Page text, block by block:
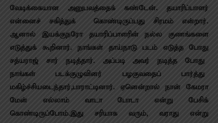
வேடிக்கையான அனுபவத்தைக் கண்டேன். தயாரிப்பாளர்
என்னைச் சகித்துக் கொண்டிருப்பது சிரமம் என்றார்.
ஆனால் இயக்குநரோ தயாரிப்பாளரின் நல்ல குணங்களை
எடுத்துக் கூறினார். நாங்கள் தாய்நாடு படம் எடுத்த போது
சத்யராஜ் சார் நடித்தார். அப்படி அவர் நடித்த போது
நாங்கள் படக்குழுவினர் பழகுவதைப் பார்த்து
மகிழ்ச்சியடைந்தார்,பாராட்டினார். ஏனென்றால் நான் கேமரா
மேன் எல்லாம் வாடா போடா என்று பேசிக்
கொண்டிருப்போம்.இது சரியாக வரும், வராது என்று